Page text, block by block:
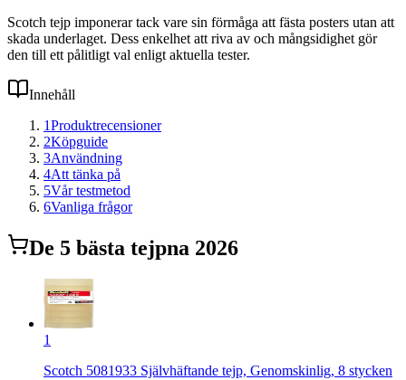
Scotch tejp imponerar tack vare sin förmåga att fästa posters utan att
skada underlaget. Dess enkelhet att riva av och mångsidighet gör
den till ett pålitligt val enligt aktuella tester.
Innehåll
1Produktrecensioner
2Köpguide
3Användning
4Att tänka på
5Vår testmetod
6Vanliga frågor
De 5 bästa tejpna 2026
1
Scotch 5081933 Självhäftande tejp, Genomskinlig, 8 stycken